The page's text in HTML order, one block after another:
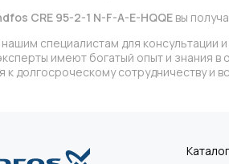
CRE 95-2-1 N-F-A-E-HQQE вы
специалистам для консультации
имеют богатый опыт и знания
долгосроческому сотрудничеству и
Каталог